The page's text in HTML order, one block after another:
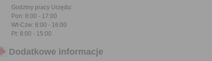
Godziny pracy Urzędu:
Pon: 8:00 - 17:00
Wt-Czw: 8:00 - 16:00
Pt: 8:00 - 15:00
Dodatkowe informacje